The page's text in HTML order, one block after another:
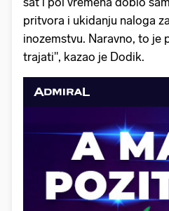
pritvora i ukidanju naloga
inozemstvu. Naravno, to je
trajati", kazao je Dodik.